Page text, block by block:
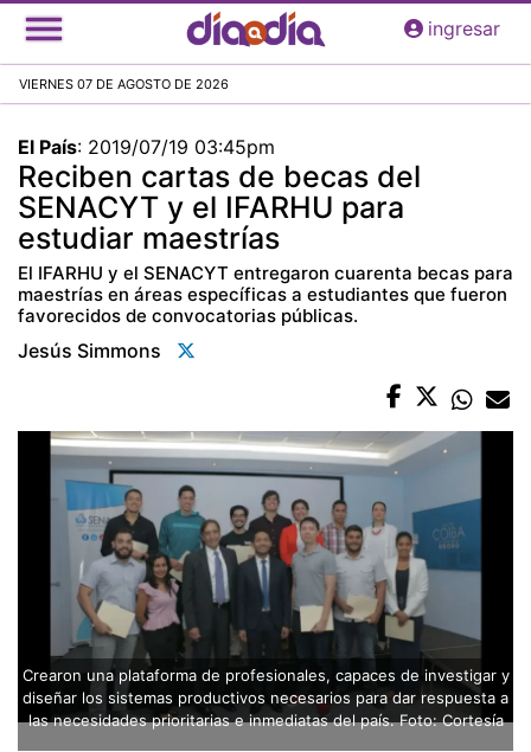
Pasar
al
principal
ingresar
VIERNES 07 DE AGOSTO DE 2026
El País: 2019/07/19 03:45pm
Reciben cartas de becas del
SENACYT y el IFARHU para
estudiar maestrías
El IFARHU y el SENACYT entregaron cuarenta becas para
maestrías en áreas específicas a estudiantes que fueron
favorecidos de convocatorias públicas.
Jesús Simmons
Crearon una plataforma de profesionales, capaces de investigar y
diseñar los sistemas productivos necesarios para dar respuesta a
las necesidades prioritarias e inmediatas del país. Foto: Cortesía